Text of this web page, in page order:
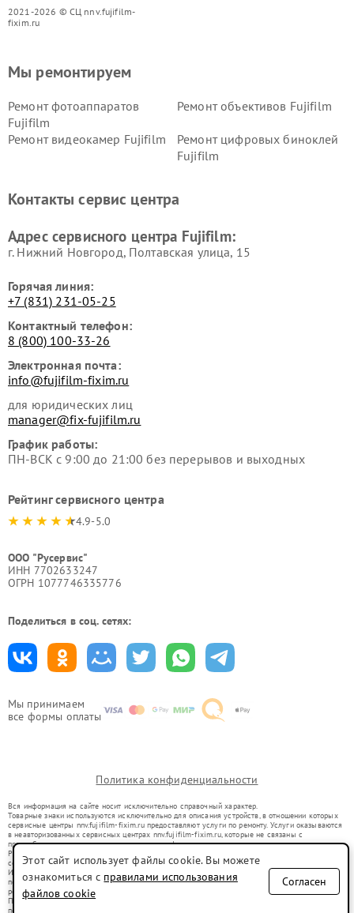
2021-2026 © СЦ nnv.fujifilm-
fixim.ru
Мы принимаем
все формы оплаты
Мы ремонтируем
Ремонт фотоаппаратов
Fujifilm
Ремонт объективов Fujifilm
Ремонт видеокамер Fujifilm
Ремонт цифровых биноклей
Fujifilm
Контакты сервис центра
Адрес сервисного центра Fujifilm:
г. Нижний Новгород, Полтавская улица, 15
Горячая линия:
+7 (831) 231-05-25
Контактный телефон:
8 (800) 100-33-26
Электронная почта:
info@fujifilm-fixim.ru
для юридических лиц
manager@fix-fujifilm.ru
График работы:
ПН-ВСК с 9:00 до 21:00 без перерывов и выходных
Рейтинг сервисного центра
4.9-5.0
ООО "Русервис"
ИНН 7702633247
ОГРН 1077746335776
Поделиться в соц. сетях:
Политика конфиденциальности
Вся информация на сайте носит исключительно справочный характер.
Товарные знаки используются исключительно для описания устройств, в отношении которых
сервисные центры nnv.fujifilm-fixim.ru предоставляют услуги по ремонту. Услуги оказываются
в неавторизованных сервисных центрах nnv.fujifilm-fixim.ru, которые не связаны с
правообладателями товарных знаков или их официальными представителями.
Ремонт осуществляется для устройств, уже введенных в гражданский оборот в соответствии
со статьей 1487 ГК РФ.
Использование товарных знаков не преследует цели индивидуализации услуг или введения
потребителей в заблуждение, а служит для информирования о предоставляемых услугах по
ремонту техники указанных брендов.
Представленная на сайте информация не является публичной офертой, определяемой
положениями Статьи 437(2) Гражданского кодекса РФ
Этот сайт использует файлы cookie. Вы можете
ознакомиться с правилами использования
файлов cookie
Согласен